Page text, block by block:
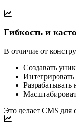
Гибкость и
В отличие от
Создавать
Это делает CMS